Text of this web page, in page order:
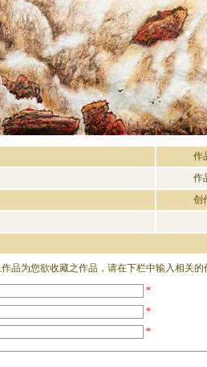
作
作
创
为您欲收藏之作品，请在下栏中输入相关
*
*
*